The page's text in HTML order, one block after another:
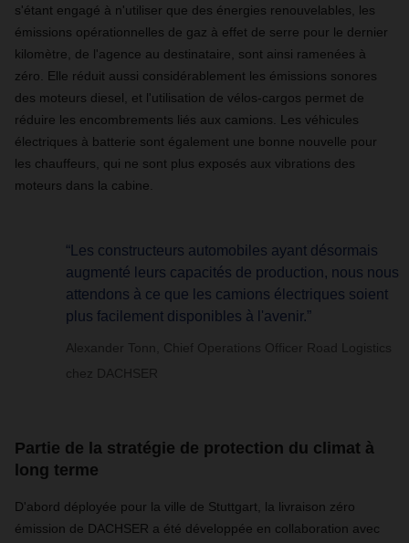
s'étant engagé à n'utiliser que des énergies renouvelables, les
émissions opérationnelles de gaz à effet de serre pour le dernier
kilomètre, de l'agence au destinataire, sont ainsi ramenées à
zéro. Elle réduit aussi considérablement les émissions sonores
des moteurs diesel, et l'utilisation de vélos-cargos permet de
réduire les encombrements liés aux camions. Les véhicules
électriques à batterie sont également une bonne nouvelle pour
les chauffeurs, qui ne sont plus exposés aux vibrations des
moteurs dans la cabine.
“Les constructeurs automobiles ayant désormais
augmenté leurs capacités de production, nous nous
attendons à ce que les camions électriques soient
plus facilement disponibles à l'avenir.”
Alexander Tonn, Chief Operations Officer Road Logistics
chez DACHSER
Partie de la stratégie de protection du climat à
long terme
D'abord déployée pour la ville de Stuttgart, la livraison zéro
émission de DACHSER a été développée en collaboration avec